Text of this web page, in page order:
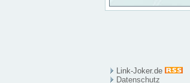
Link-Joker.de
Datenschutz